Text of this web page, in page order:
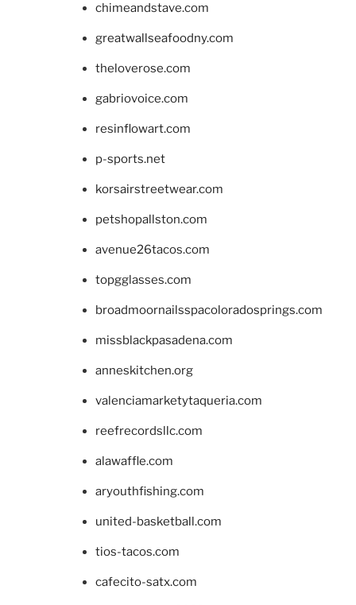
chimeandstave.com
greatwallseafoodny.com
theloverose.com
gabriovoice.com
resinflowart.com
p-sports.net
korsairstreetwear.com
petshopallston.com
avenue26tacos.com
topgglasses.com
broadmoornailsspacoloradosprings.com
missblackpasadena.com
anneskitchen.org
valenciamarketytaqueria.com
reefrecordsllc.com
alawaffle.com
aryouthfishing.com
united-basketball.com
tios-tacos.com
cafecito-satx.com